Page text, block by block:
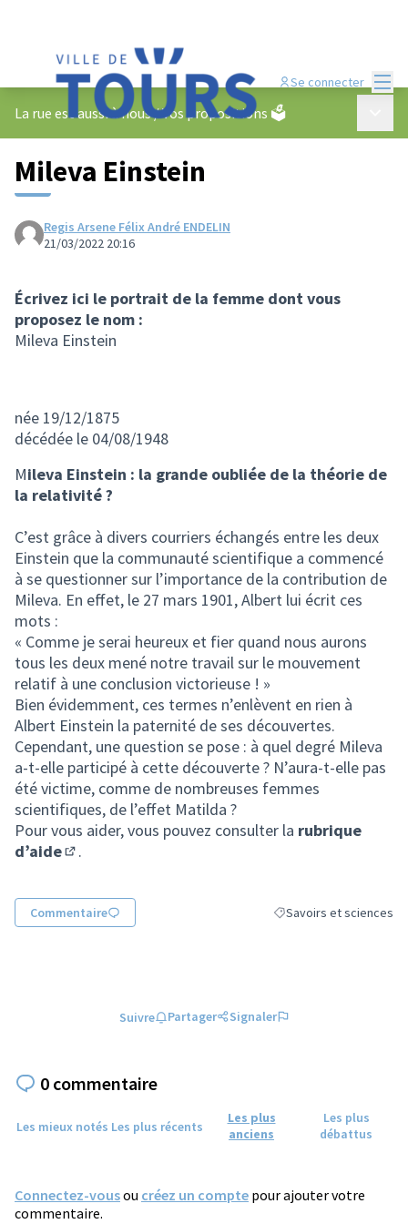
Se connecter
La rue est aussi à nous/Vos propositions 🗳️
Mileva Einstein
Regis Arsene Félix André ENDELIN
21/03/2022 20:16
Écrivez ici le portrait de la femme dont vous
proposez le nom :
Mileva Einstein
née 19/12/1875
décédée le 04/08/1948
Mileva Einstein : la grande oubliée de la théorie de
la relativité ?
C’est grâce à divers courriers échangés entre les deux
Einstein que la communauté scientifique a commencé
à se questionner sur l’importance de la contribution de
Mileva. En effet, le 27 mars 1901, Albert lui écrit ces
mots :
« Comme je serai heureux et fier quand nous aurons
tous les deux mené notre travail sur le mouvement
relatif à une conclusion victorieuse ! »
Bien évidemment, ces termes n’enlèvent en rien à
Albert Einstein la paternité de ses découvertes.
Cependant, une question se pose : à quel degré Mileva
a-t-elle participé à cette découverte ? N’aura-t-elle pas
été victime, comme de nombreuses femmes
scientifiques, de l’effet Matilda ?
Pour vous aider, vous pouvez consulter la rubrique
d’aide
.
Commentaire Filtrer les résultats de
Savoirs et sciences
Suivre Partager Signaler
0 commentaire
Les mieux notés Les plus récents
Les plus
anciens
Les plus
débattus
Connectez-vousou créez un compte pour ajouter votre
commentaire.